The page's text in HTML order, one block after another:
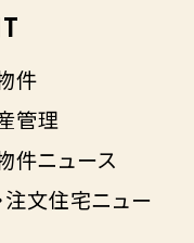
件
管理
件ニュース
注文住宅ニュー